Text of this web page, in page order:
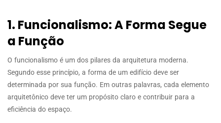
1. Funcionalismo: A Forma Segue
a Função
O funcionalismo é um dos pilares da arquitetura moderna.
Segundo esse princípio, a forma de um edifício deve ser
determinada por sua função. Em outras palavras, cada elemento
arquitetônico deve ter um propósito claro e contribuir para a
eficiência do espaço.